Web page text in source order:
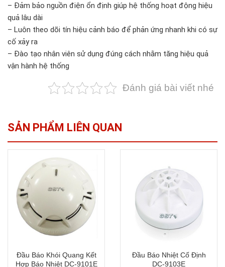
– Đảm bảo nguồn điện ổn định giúp hệ thống hoạt động hiệu
quả lâu dài
– Luôn theo dõi tín hiệu cảnh báo để phản ứng nhanh khi có sự
cố xảy ra
– Đào tạo nhân viên sử dụng đúng cách nhằm tăng hiệu quả
vận hành hệ thống
Đánh giá bài viết nhé
SẢN PHẨM LIÊN QUAN
Đầu Báo Khói Quang Kết
Hợp Báo Nhiệt DC-9101E
Đầu Báo Nhiệt Cố Định
DC-9103E